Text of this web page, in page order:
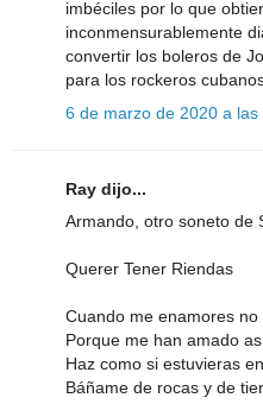
imbéciles por lo que
inconmensurablemente
convertir los boleros de
para los rockeros
6 de marzo de 2020 a las
Ray dijo...
Armando, otro soneto de
Querer Tener Riendas
Cuando me enamores no
Porque me han amado
Haz como si estuvieras
Báñame de rocas y de